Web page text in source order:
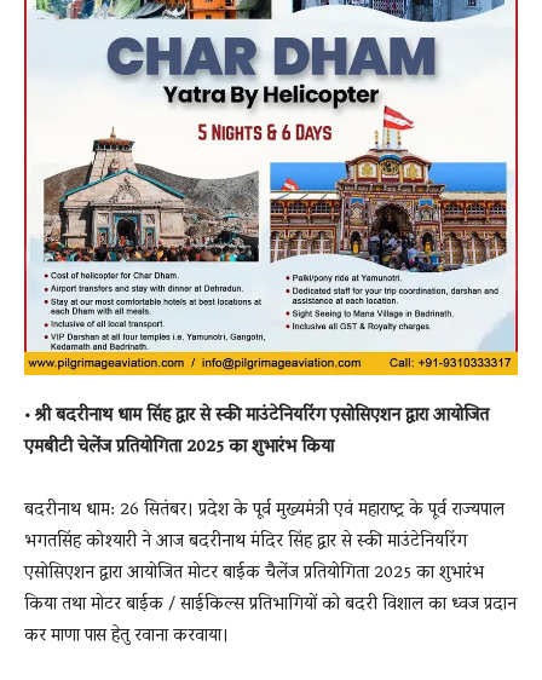
• श्री बदरीनाथ धाम सिंह द्वार से स्की माउंटेनियरिंग एसोसिएशन द्वारा आयोजित
एमबीटी चेलेंज प्रतियोगिता 2025 का शुभारंभ किया
बदरीनाथ धाम: 26 सितंबर। प्रदेश के पूर्व मुख्यमंत्री एवं महाराष्ट्र के पूर्व राज्यपाल
भगतसिंह कोश्यारी ने आज बदरीनाथ मंदिर सिंह द्वार से स्की माउंटेनियरिंग
एसोसिएशन द्वारा आयोजित मोटर बाईक चैलेंज प्रतियोगिता 2025 का शुभारंभ
किया तथा मोटर बाईक / साईकिल्स प्रतिभागियों को बदरी विशाल का ध्वज प्रदान
कर माणा पास हेतु रवाना करवाया।